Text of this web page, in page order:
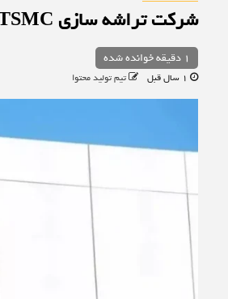
شرکت تراشه سازی TSMC آماده انتقال هزینه‌های تعرفه است
1 دقیقه خوانده شده
تیم تولید محتوا